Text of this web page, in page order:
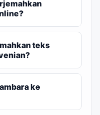
teks
ke